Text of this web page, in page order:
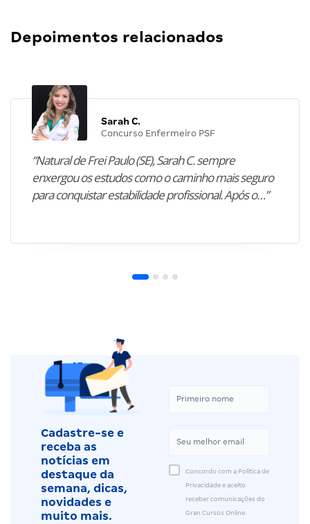
Depoimentos relacionados
Sarah C.
Concurso Enfermeiro PSF
“Natural de Frei Paulo (SE), Sarah C. sempre
enxergou os estudos como o caminho mais seguro
para conquistar estabilidade profissional. Após o…”
Cadastre-se e
receba as
notícias em
destaque da
semana, dicas,
novidades e
muito mais.
Concordo com a Política de
Privacidade e aceito
receber comunicações do
Gran Cursos Online.